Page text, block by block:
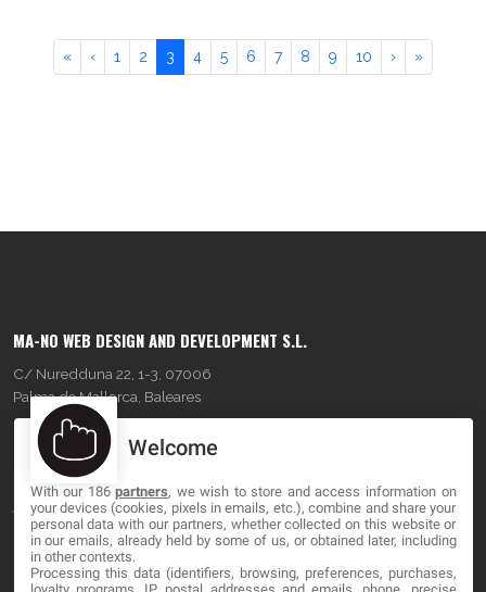
« ‹ 1 2 3 4 5 6 7 8 9 10 › »
MA-NO WEB DESIGN AND DEVELOPMENT S.L.
C/ Nuredduna 22, 1-3, 07006
Palma de Mallorca, Baleares
OUR COMPANY
About
Blog
Contact
Welcome
With our 186partners, we wish to store and access information on
your devices (cookies, pixels in emails, etc.), combine and share your
personal data with our partners, whether collected on this website or
in our emails, already held by some of us, or obtained later, including
in other contexts.
Processing this data (identifiers, browsing, preferences, purchases,
loyalty programs, IP, postal addresses and emails, phone, precise